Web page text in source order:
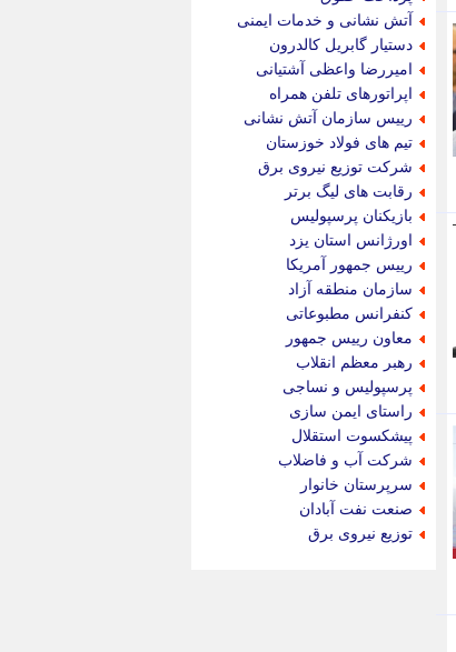
آتش نشانی و خدمات ایمنی
دستیار گابریل کالدرون
امیررضا واعظی آشتیانی
اپراتورهای تلفن همراه
رییس سازمان آتش نشانی
تیم های فولاد خوزستان
شرکت توزیع نیروی برق
رقابت های لیگ برتر
بازیکنان پرسپولیس
اورژانس استان یزد
رییس جمهور آمریکا
سازمان منطقه آزاد
کنفرانس مطبوعاتی
معاون رییس جمهور
رهبر معظم انقلاب
پرسپولیس و نساجی
راستای ایمن سازی
پیشکسوت استقلال
شرکت آب و فاضلاب
سرپرستان خانوار
صنعت نفت آبادان
توزیع نیروی برق